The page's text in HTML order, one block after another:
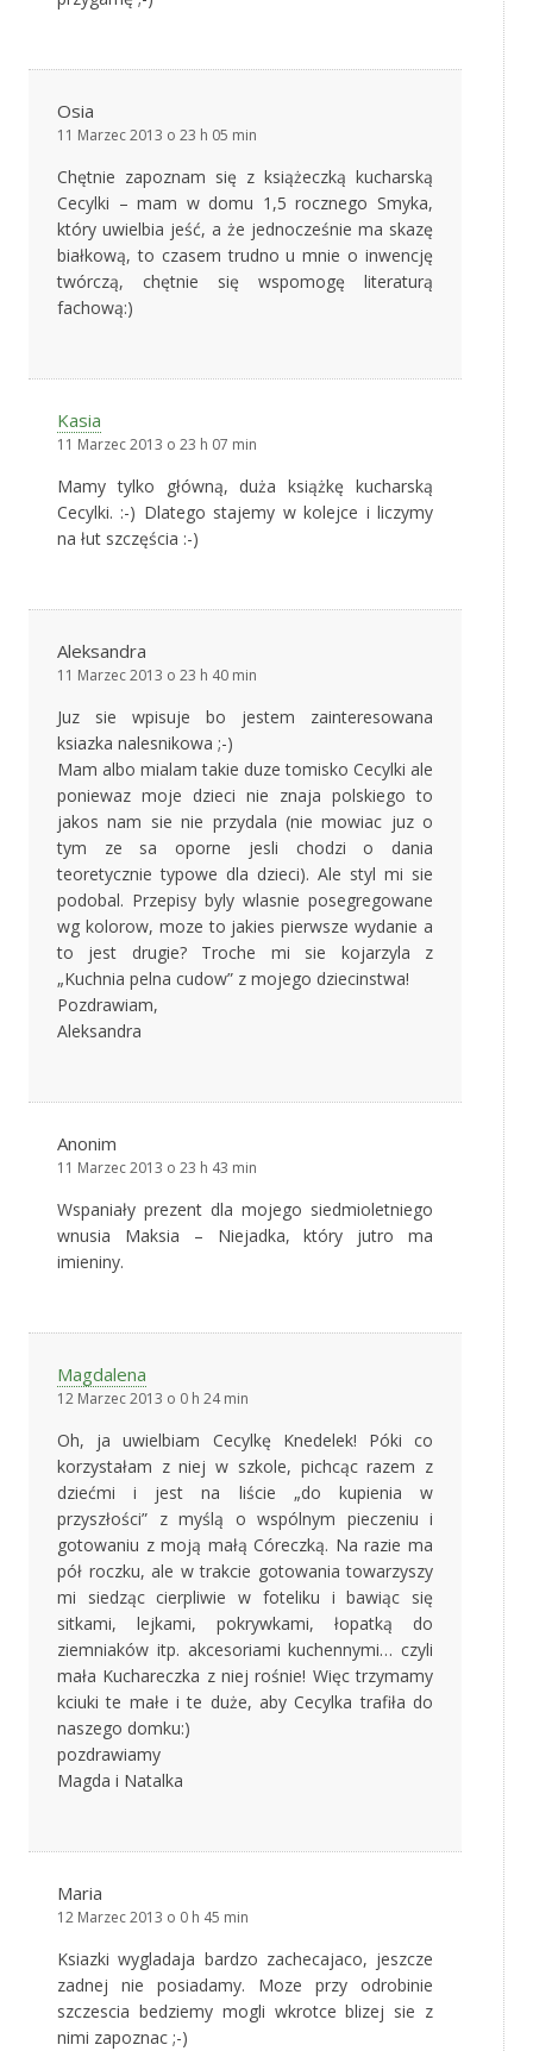
Osia
11 Marzec 2013 o 23 h 05 min
Chętnie zapoznam się z książeczką kucharską
Cecylki – mam w domu 1,5 rocznego Smyka,
który uwielbia jeść, a że jednocześnie ma skazę
białkową, to czasem trudno u mnie o inwencję
twórczą, chętnie się wspomogę literaturą
fachową:)
Kasia
11 Marzec 2013 o 23 h 07 min
Mamy tylko główną, duża książkę kucharską
Cecylki. :-) Dlatego stajemy w kolejce i liczymy
na łut szczęścia :-)
Aleksandra
11 Marzec 2013 o 23 h 40 min
Juz sie wpisuje bo jestem zainteresowana
ksiazka nalesnikowa ;-)
Mam albo mialam takie duze tomisko Cecylki ale
poniewaz moje dzieci nie znaja polskiego to
jakos nam sie nie przydala (nie mowiac juz o
tym ze sa oporne jesli chodzi o dania
teoretycznie typowe dla dzieci). Ale styl mi sie
podobal. Przepisy byly wlasnie posegregowane
wg kolorow, moze to jakies pierwsze wydanie a
to jest drugie? Troche mi sie kojarzyla z
„Kuchnia pelna cudow” z mojego dziecinstwa!
Pozdrawiam,
Aleksandra
Anonim
11 Marzec 2013 o 23 h 43 min
Wspaniały prezent dla mojego siedmioletniego
wnusia Maksia – Niejadka, który jutro ma
imieniny.
Magdalena
12 Marzec 2013 o 0 h 24 min
Oh, ja uwielbiam Cecylkę Knedelek! Póki co
korzystałam z niej w szkole, pichcąc razem z
dziećmi i jest na liście „do kupienia w
przyszłości” z myślą o wspólnym pieczeniu i
gotowaniu z moją małą Córeczką. Na razie ma
pół roczku, ale w trakcie gotowania towarzyszy
mi siedząc cierpliwie w foteliku i bawiąc się
sitkami, lejkami, pokrywkami, łopatką do
ziemniaków itp. akcesoriami kuchennymi… czyli
mała Kuchareczka z niej rośnie! Więc trzymamy
kciuki te małe i te duże, aby Cecylka trafiła do
naszego domku:)
pozdrawiamy
Magda i Natalka
Maria
12 Marzec 2013 o 0 h 45 min
Ksiazki wygladaja bardzo zachecajaco, jeszcze
zadnej nie posiadamy. Moze przy odrobinie
szczescia bedziemy mogli wkrotce blizej sie z
nimi zapoznac ;-)